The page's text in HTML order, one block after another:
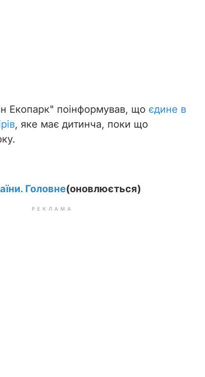
Екопарк" поінформував, що єдине в
, яке має дитинча, поки що
Головне(оновлюється)
РЕКЛАМА